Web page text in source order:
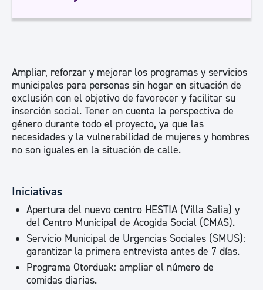
Ampliar, reforzar y mejorar los programas y servicios
municipales para personas sin hogar en situación de
exclusión con el objetivo de favorecer y facilitar su
inserción social. Tener en cuenta la perspectiva de
género durante todo el proyecto, ya que las
necesidades y la vulnerabilidad de mujeres y hombres
no son iguales en la situación de calle.
Iniciativas
Apertura del nuevo centro HESTIA (Villa Salia) y
del Centro Municipal de Acogida Social (CMAS).
Servicio Municipal de Urgencias Sociales (SMUS):
garantizar la primera entrevista antes de 7 días.
Programa Otorduak: ampliar el número de
comidas diarias.